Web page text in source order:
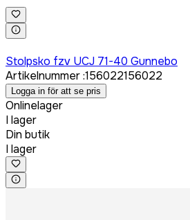
Stolpsko fzv UCJ 71-40 Gunnebo
Artikelnummer:156022156022
Logga in för att se pris
Onlinelager
I lager
Din butik
I lager